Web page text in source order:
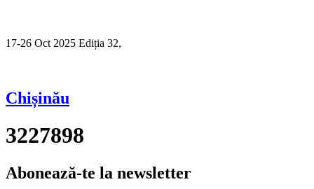
17-26 Oct 2025 Ediția 32,
Chișinău
3227898
Abonează-te la newsletter